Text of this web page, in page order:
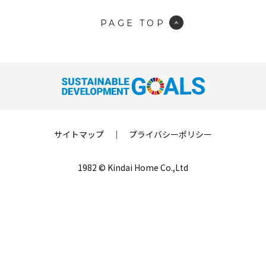
PAGE TOP
サイトマップ ｜ プライバシーポリシー
1982 © Kindai Home Co.,Ltd